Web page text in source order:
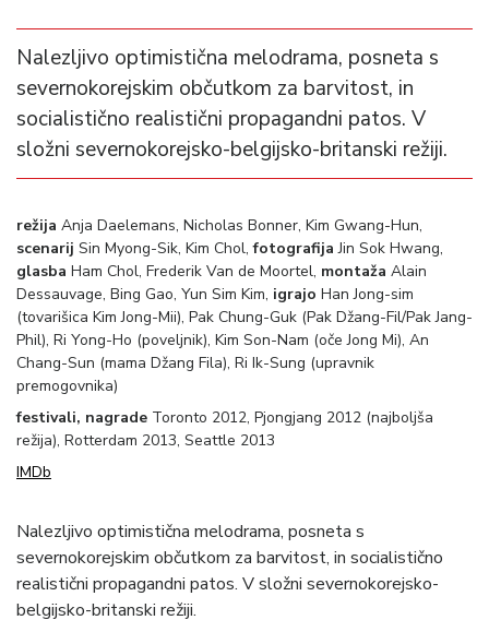
Nalezljivo optimistična melodrama, posneta s
severnokorejskim občutkom za barvitost, in
socialistično realistični propagandni patos. V
složni severnokorejsko-belgijsko-britanski režiji.
režija Anja Daelemans, Nicholas Bonner, Kim Gwang-Hun,
scenarij Sin Myong-Sik, Kim Chol,fotografijaJin Sok Hwang,
glasba Ham Chol, Frederik Van de Moortel, montaža Alain
Dessauvage, Bing Gao, Yun Sim Kim, igrajo Han Jong-sim
(tovarišica Kim Jong-Mii), Pak Chung-Guk (Pak Džang-Fil/Pak Jang-
Phil), Ri Yong-Ho (poveljnik), Kim Son-Nam (oče Jong Mi), An
Chang-Sun (mama Džang Fila), Ri Ik-Sung (upravnik
premogovnika)
festivali, nagrade Toronto 2012, Pjongjang 2012 (najboljša
režija), Rotterdam 2013, Seattle 2013
IMDb
Nalezljivo optimistična melodrama, posneta s
severnokorejskim občutkom za barvitost, in socialistično
realistični propagandni patos. V složni severnokorejsko-
belgijsko-britanski režiji.